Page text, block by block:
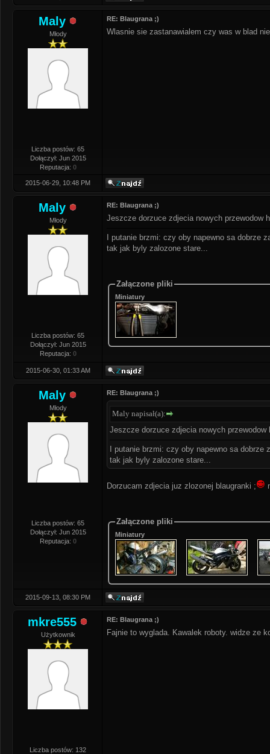
Maly
Młody
Liczba postów: 65
Dołączył: Jun 2015
Reputacja: 0
RE: Blaugrana ;)
Wlasnie sie zastanawialem czy was w blad
2015-06-29, 10:48 PM
Maly
Młody
Liczba postów: 65
Dołączył: Jun 2015
Reputacja: 0
RE: Blaugrana ;)
Jeszcze dorzuce zdjecia nowych przewodow
I putanie brzmi: czy oby napewno sa dobrze
tak jak byly zalozone stare...
Załączone pliki
Miniatury
2015-06-30, 01:33 AM
Maly
Młody
Liczba postów: 65
Dołączył: Jun 2015
Reputacja: 0
RE: Blaugrana ;)
Maly napisał(a):
Jeszcze dorzuce zdjecia nowych
I putanie brzmi: czy oby napewno sa
tak jak byly zalozone stare...
Dorzucam zdjecia juz zlozonej blaugranki ;
Załączone pliki
Miniatury
2015-09-13, 08:30 PM
mkre555
Użytkownik
Liczba postów: 132
RE: Blaugrana ;)
Fajnie to wyglada. Kawalek roboty. widze ze